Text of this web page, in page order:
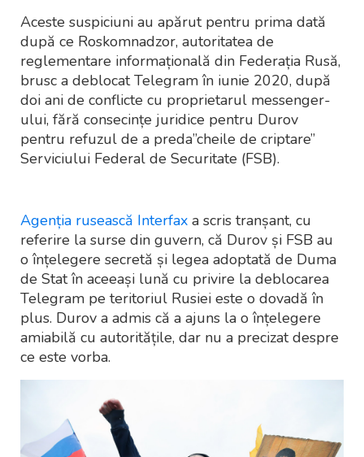
Aceste suspiciuni au apărut pentru prima dată
după ce Roskomnadzor, autoritatea de
reglementare informațională din Federația Rusă,
brusc a deblocat Telegram în iunie 2020, după
doi ani de conflicte cu proprietarul messenger-
ului, fără consecințe juridice pentru Durov
pentru refuzul de a preda”cheile de criptare”
Serviciului Federal de Securitate (FSB).
Agenția rusească Interfax a scris tranșant, cu
referire la surse din guvern, că Durov și FSB au
o înțelegere secretă și legea adoptată de Duma
de Stat în aceeași lună cu privire la deblocarea
Telegram pe teritoriul Rusiei este o dovadă în
plus. Durov a admis că a ajuns la o înțelegere
amiabilă cu autoritățile, dar nu a precizat despre
ce este vorba.